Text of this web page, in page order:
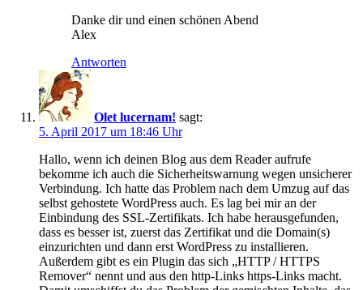
Danke dir und einen schönen Abend
Alex
Antworten
Olet lucernam! sagt:
5. April 2017 um 18:46 Uhr
Hallo, wenn ich deinen Blog aus dem Reader aufrufe
bekomme ich auch die Sicherheitswarnung wegen unsicherer
Verbindung. Ich hatte das Problem nach dem Umzug auf das
selbst gehostete WordPress auch. Es lag bei mir an der
Einbindung des SSL-Zertifikats. Ich habe herausgefunden,
dass es besser ist, zuerst das Zertifikat und die Domain(s)
einzurichten und dann erst WordPress zu installieren.
Außerdem gibt es ein Plugin das sich „HTTP / HTTPS
Remover“ nennt und aus den http-Links https-Links macht.